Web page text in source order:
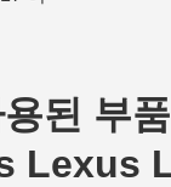
된 부품
Lexus